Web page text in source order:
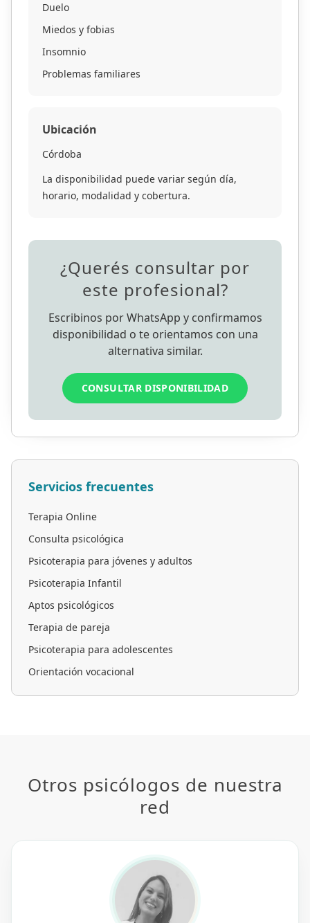
Duelo
Miedos y fobias
Insomnio
Problemas familiares
Ubicación
Córdoba
La disponibilidad puede variar según día,
horario, modalidad y cobertura.
¿Querés consultar por
este profesional?
Escribinos por WhatsApp y confirmamos
disponibilidad o te orientamos con una
alternativa similar.
CONSULTAR DISPONIBILIDAD
Servicios frecuentes
Terapia Online
Consulta psicológica
Psicoterapia para jóvenes y adultos
Psicoterapia Infantil
Aptos psicológicos
Terapia de pareja
Psicoterapia para adolescentes
Orientación vocacional
Otros psicólogos de nuestra
red